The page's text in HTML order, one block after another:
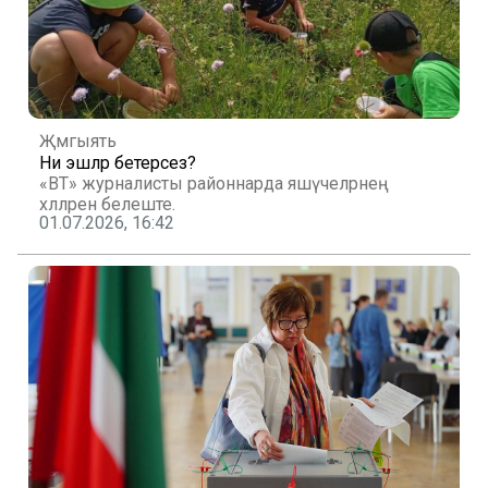
Җәмгыять
Ни эшләр бетерәсез?
«ВТ» журналисты районнарда яшәүчеләрнең
хәлләрен белеште.
01.07.2026, 16:42